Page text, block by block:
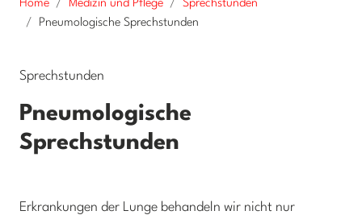
Home Medizin und Pflege
Sprechstunden
Pneumologische Sprechstunden
Sprechstunden
Pneumologische
Sprechstunden
Erkrankungen der Lunge behandeln wir nicht nur